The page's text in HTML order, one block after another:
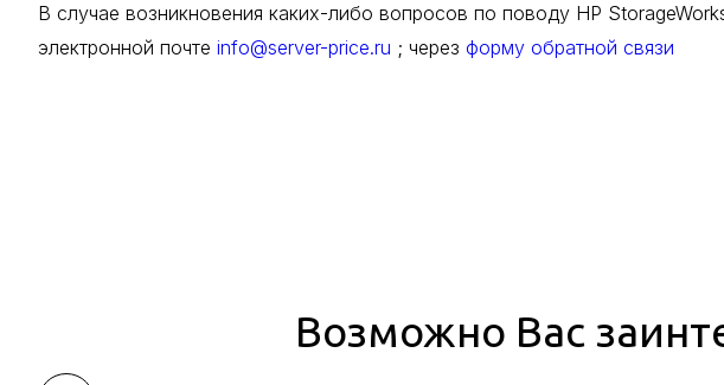
В случае возникновения каких-либо вопросов по поводу HP
электронной почте info@server-price.ru ; через форму обратной связи
Возможно Вас